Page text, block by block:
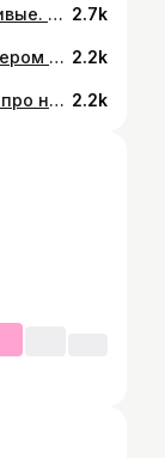
Очень много лет назад. Мы счастливые. Леша выдаёт меня замуж… Если бы сейчас он был жив, я бы не тратила столько денег на терапию… Он бы мне всё объяснил. Уже 7 лет с нами нет Алексея Михайловича Клешко. Вспоминайте сегодня. Большого друга, сердечного и очень важного для многих человека. 2.7k
Три часа в новом доме✌🏻😛 Это вечером уже) Поэтому темно)☺️ Я с любовью и благодарностью Лене @burakova_ei С нежностью ко всей команде @burakova__design Мощное спасибо мои строителям! Ну,такой кайф случился в моей жизни! Если именно так и с именно этими людьми- я готова ещё один мощный ремонт сделать!😛🤘🏻 Всем, кто следил- спасибо! Всем, кто был уверен, что я точно перееду до Нового года- вашими молитвами!!!)🤘🏻😛👏🏻👏🏻👏🏻 Спасибо!❣️ 2.2k
27 декабря не стало папы. Я часто про него пишу и рассказываю. Все, кто был у меня на вопкшопах знают о моем папе-экскаваторщике и его чувстве юмора. Он был красивым! Высоченный и широкоплечий. Пел басом всякие песни из советских фильмов. Ругался удивительными фразами, типа: «В рот компот, по голове галушкой!», был контуженым на оба уха из за своего экскаватора. Любил выпить, читать, охоту, рыбалку и любил сладкое. Из детства я помню ежика, который приехал вместе с отцом с охоты и жил у нас дома в коробке. Топал ночами и чавкал молоком. Карасей помню, которые бесконечно жили в ванне. В классе третьем взял меня с собой в свою деревню и бабушка решила научить меня щипать уток. Папа полную мотолюльку с охоты привез. Меня вырвало, а бабушка ругалась. Никакой коммерческой жилки у него никогда не было. Упертый, принципиальный, честный, рукастый. Врать не умел. ДомА строил сам и у него были самые классные яблони/груши/абрикосы в округе. На первом фото- я маленькая. А дальше- Даша моя у дедушки на шее. В последний раз видела его за две недели до… Он мне говорит: «Доня, не целуй меня, у меня такая борода!»… #мойпапаэкскаваторщик Сегодня уже девять дней, а я никак не могу поплакать. Хочу! Очень! И никак( Сначала было страшно. А потом каааак навалилось! Теперь понятно, что 25-й будет другой. Буду учиться жить по-другому. Вот вам и итоги. И планы. 2.2k